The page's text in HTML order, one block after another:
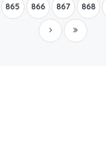
865 866 867 868